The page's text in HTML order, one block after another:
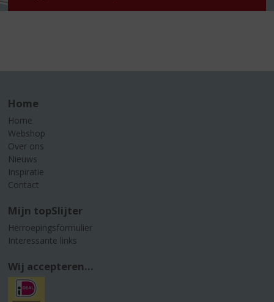
Home
Home
Webshop
Over ons
Nieuws
Inspiratie
Contact
Mijn topSlijter
Herroepingsformulier
Interessante links
Wij accepteren...